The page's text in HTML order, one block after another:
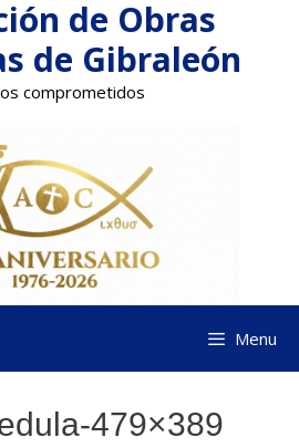
de Obras
de Gibraleón
comprometidos
Menu
479×389